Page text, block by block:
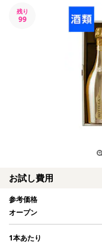
残り
99
お試し費用
参考価格
オープン
1本あたり